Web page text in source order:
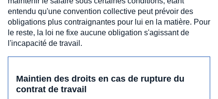
entendu qu'une convention collective peut prévoir des
obligations plus contraignantes pour lui en la matière. Pour
le reste, la loi ne fixe aucune obligation s'agissant de
l'incapacité de travail.
Maintien des droits en cas de rupture du
contrat de travail